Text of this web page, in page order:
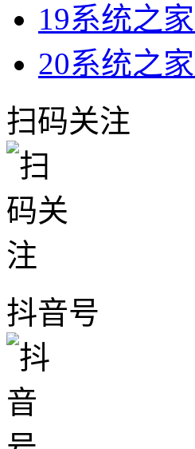
19系统之
20系统之
扫码关注
抖音号